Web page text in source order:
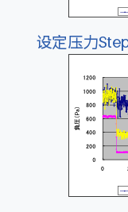
设定压力